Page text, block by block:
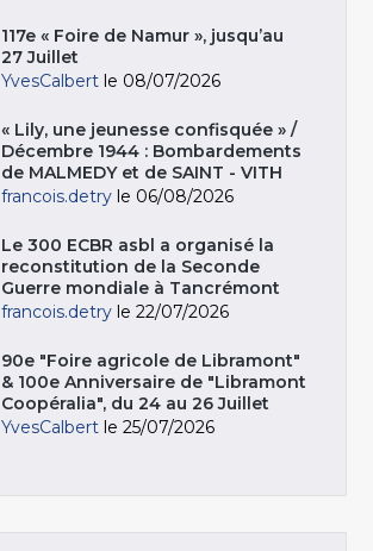
117e « Foire de Namur », jusqu’au
27 Juillet
YvesCalbert le 08/07/2026
« Lily, une jeunesse confisquée » /
Décembre 1944 : Bombardements
de MALMEDY et de SAINT - VITH
francois.detry le 06/08/2026
Le 300 ECBR asbl a organisé la
reconstitution de la Seconde
Guerre mondiale à Tancrémont
francois.detry le 22/07/2026
90e "Foire agricole de Libramont"
& 100e Anniversaire de "Libramont
Coopéralia", du 24 au 26 Juillet
YvesCalbert le 25/07/2026